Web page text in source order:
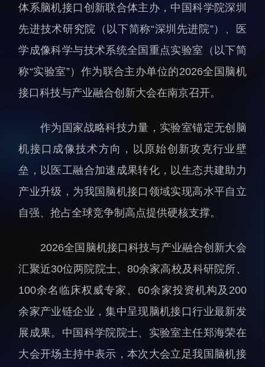
人才概况
人才介绍
人才招聘
人才动态
综合处
科研管理处
创新融合处
人力资源处
合作转化处
教育处
党群工作处
监督审计处
支撑平台处
科研进展
科研诚信与伦理委员会
实验动物管理
要闻播报
科研进展
综合新闻
体系脑机接口创新联合体主办，中国科学院深圳
先进技术研究院（以下简称“深圳先进院”）、医
学成像科学与技术系统全国重点实验室（以下简
称“实验室”）作为联合主办单位的2026全国脑机
接口科技与产业融合创新大会在南京召开。
作为国家战略科技力量，实验室锚定无创脑
机接口成像技术方向，以原始创新攻克行业壁
垒，以医工融合加速成果转化，以生态共建助力
产业升级，为我国脑机接口领域实现高水平自立
自强、抢占全球竞争制高点提供硬核支撑。
2026全国脑机接口科技与产业融合创新大会
汇聚近30位两院院士、80余家高校及科研院所、
100余名临床权威专家、60余家投资机构及200
余家产业链企业，集中呈现脑机接口行业最新发
展成果。中国科学院院士、实验室主任郑海荣在
大会开场主持中表示，本次大会立足我国脑机接